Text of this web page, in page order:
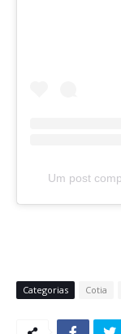
Um post
Categorias Cotia